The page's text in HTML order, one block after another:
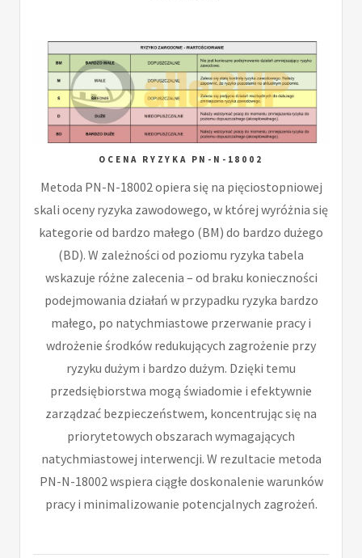
OCENA RYZYKA PN-N-18002
Metoda PN-N-18002 opiera się na pięciostopniowej
skali oceny ryzyka zawodowego, w której wyróżnia się
kategorie od bardzo małego (BM) do bardzo dużego
(BD). W zależności od poziomu ryzyka tabela
wskazuje różne zalecenia – od braku konieczności
podejmowania działań w przypadku ryzyka bardzo
małego, po natychmiastowe przerwanie pracy i
wdrożenie środków redukujących zagrożenie przy
ryzyku dużym i bardzo dużym. Dzięki temu
przedsiębiorstwa mogą świadomie i efektywnie
zarządzać bezpieczeństwem, koncentrując się na
priorytetowych obszarach wymagających
natychmiastowej interwencji. W rezultacie metoda
PN-N-18002 wspiera ciągłe doskonalenie warunków
pracy i minimalizowanie potencjalnych zagrożeń.